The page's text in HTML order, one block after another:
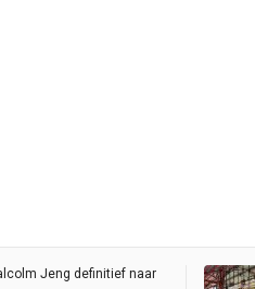
Jeng definitief naar